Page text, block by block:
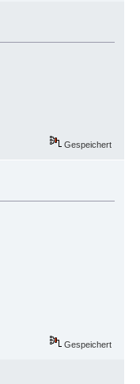
Gespeichert
Gespeichert